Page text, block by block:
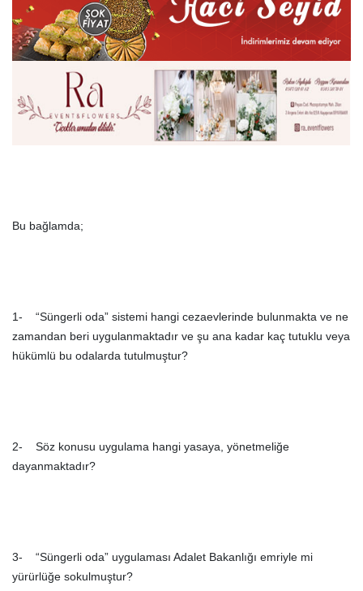
Bu bağlamda;
1- “Süngerli oda” sistemi hangi cezaevlerinde bulunmakta ve ne
zamandan beri uygulanmaktadır ve şu ana kadar kaç tutuklu veya
hükümlü bu odalarda tutulmuştur?
2- Söz konusu uygulama hangi yasaya, yönetmeliğe
dayanmaktadır?
3- “Süngerli oda” uygulaması Adalet Bakanlığı emriyle mi
yürürlüğe sokulmuştur?